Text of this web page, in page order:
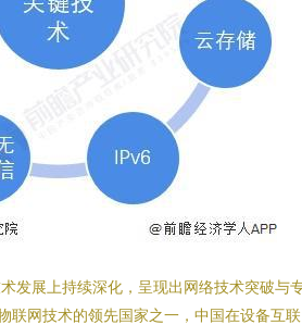
发展上持续深化，呈现出网络技术突破与
联网技术的领先国家之一，中国在设备互